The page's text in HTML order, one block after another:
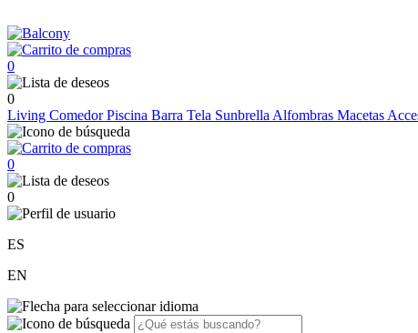
0
0
Living ComedorPiscina Barra Tela Sunbrella Alfombras Macetas
0
0
ES
EN